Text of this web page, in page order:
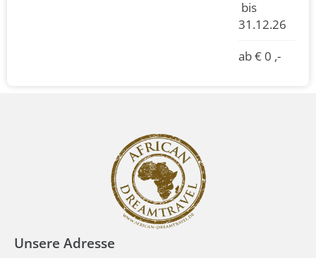
bis
31.12.26
ab € 0 ,-
Unsere Adresse